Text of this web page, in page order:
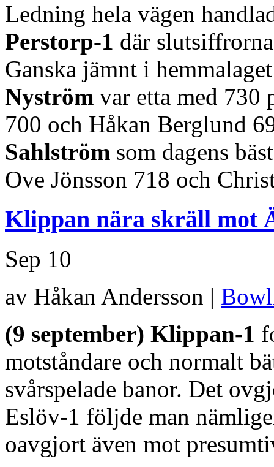
Ledning hela vägen
Perstorp-1 där
Ganska jämnt i
Nyström var etta med 730
700 och Håkan Berglund
Sahlström som dagens
Ove Jönsson 718 och
Klippan nära skräll mot
Sep 10
av Håkan Andersson |
(9 september) Klippan-1
motståndare och normalt
svårspelade banor. Det
Eslöv-1 följde man
oavgjort även mot